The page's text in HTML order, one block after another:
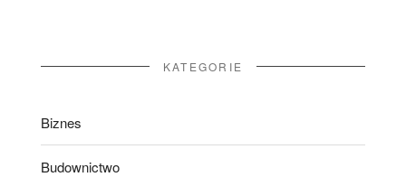
KATEGORIE
Biznes
Budownictwo